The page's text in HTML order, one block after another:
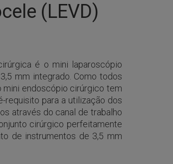
(LEVD)
é o mini laparoscópio
mm integrado. Como todos
endoscópio cirúrgico tem
requisito para a utilização dos
através do canal de trabalho
cirúrgico perfeitamente
de instrumentos de 3,5 mm